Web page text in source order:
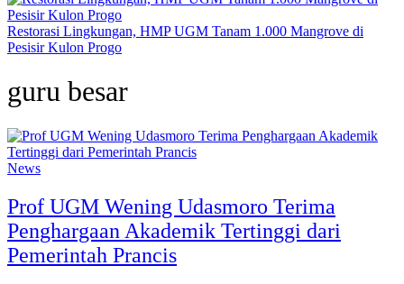
Restorasi Lingkungan, HMP UGM Tanam 1.000 Mangrove di
Pesisir Kulon Progo
guru besar
News
Prof UGM Wening Udasmoro Terima
Penghargaan Akademik Tertinggi dari
Pemerintah Prancis